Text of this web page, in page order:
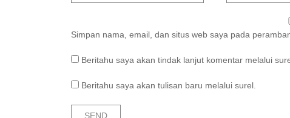
Simpan nama, email, dan situs web saya pada
Beritahu saya akan tindak lanjut komentar melalui
Beritahu saya akan tulisan baru melalui surel.